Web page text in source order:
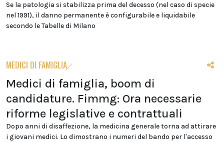
Se la patologia si stabilizza prima del decesso (nel caso di specie
nel 1991), il danno permanente è configurabile e liquidabile
secondo le Tabelle di Milano
MEDICI DI FAMIGLIA
Medici di famiglia, boom di
candidature. Fimmg: Ora necessarie
riforme legislative e contrattuali
Dopo anni di disaffezione, la medicina generale torna ad attirare
i giovani medici. Lo dimostrano i numeri del bando per l'accesso